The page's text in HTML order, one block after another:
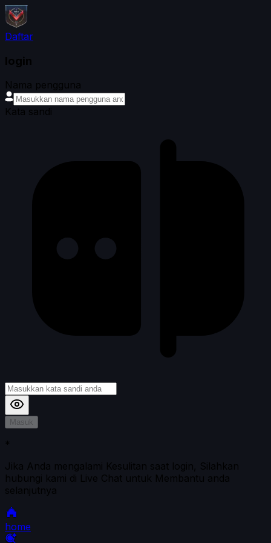
Daftar
login
Nama pengguna
Kata sandi
Masuk
*
Jika Anda mengalami Kesulitan saat login, Silahkan
hubungi kami di Live Chat untuk Membantu anda
selanjutnya
home